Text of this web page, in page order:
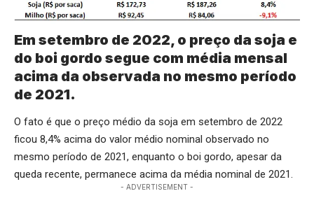
Em setembro de 2022, o preço da soja e
do boi gordo segue com média mensal
acima da observada no mesmo período
de 2021.
O fato é que o preço médio da soja em setembro de 2022
ficou 8,4% acima do valor médio nominal observado no
mesmo período de 2021, enquanto o boi gordo, apesar da
queda recente, permanece acima da média nominal de 2021.
- ADVERTISEMENT -